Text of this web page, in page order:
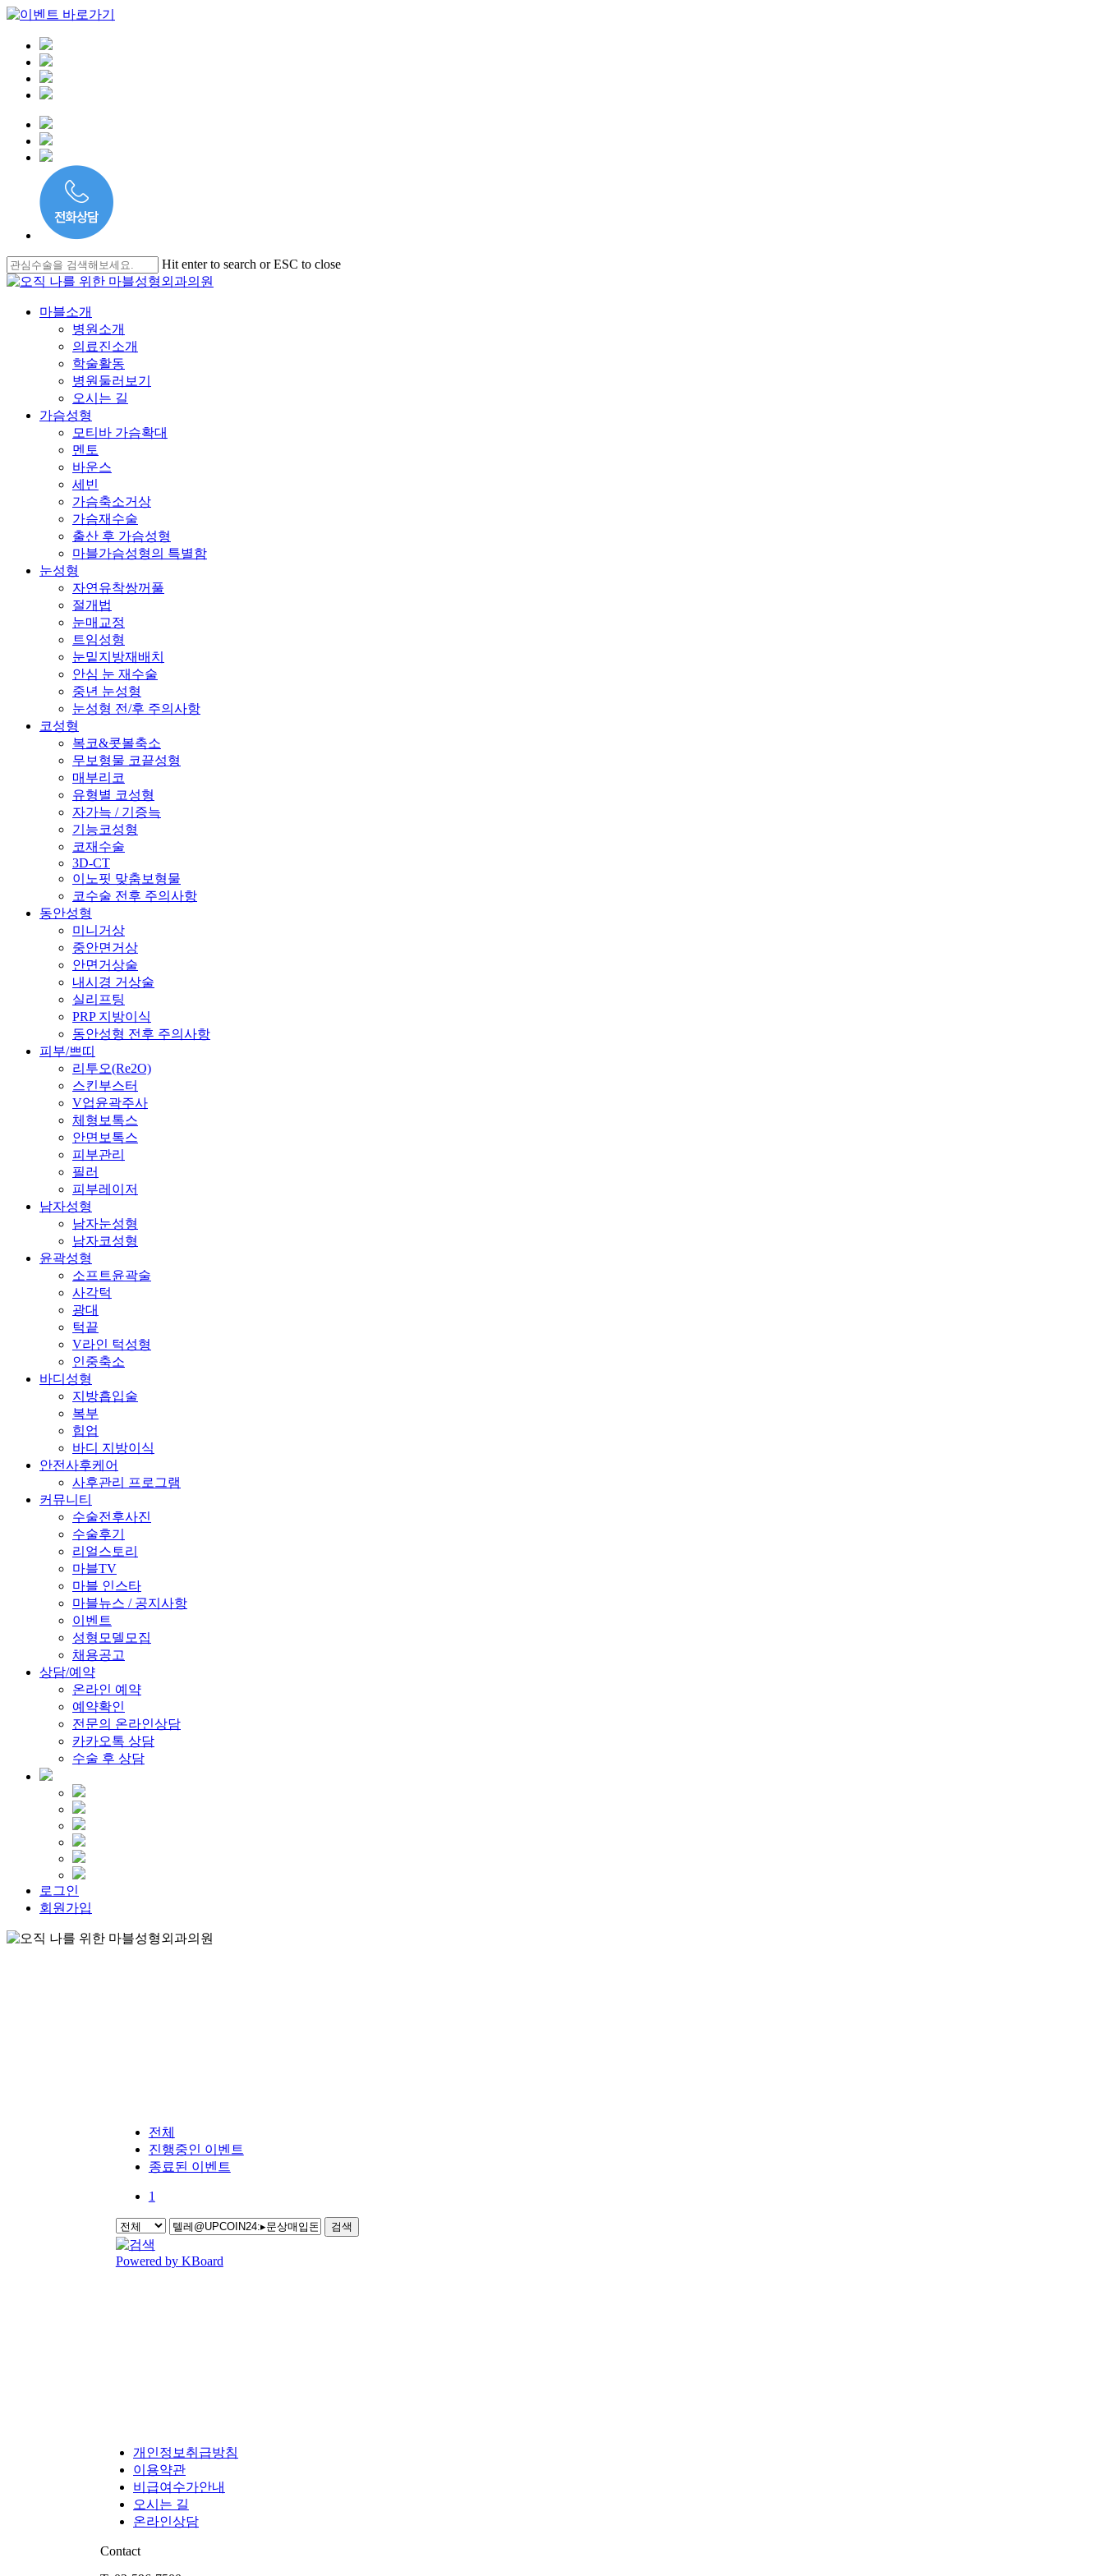
Skip
to
main
content
Hit enter to search or ESC to close
Close
Menu
마블소개
병원소개
의료진소개
학술활동
병원둘러보기
오시는 길
가슴성형
모티바 가슴확대
멘토
바운스
세빈
가슴축소거상
가슴재수술
출산 후 가슴성형
마블가슴성형의 특별함
눈성형
자연유착쌍꺼풀
절개법
눈매교정
트임성형
눈밑지방재배치
안심 눈 재수술
중년 눈성형
눈성형 전/후 주의사항
코성형
복코&콧볼축소
무보형물 코끝성형
매부리코
유형별 코성형
자가늑 / 기증늑
기능코성형
코재수술
3D-CT
이노핏 맞춤보형물
코수술 전후 주의사항
동안성형
미니거상
중안면거상
안면거상술
내시경 거상술
실리프팅
PRP 지방이식
동안성형 전후 주의사항
피부/쁘띠
리투오(Re2O)
스킨부스터
V업윤곽주사
체형보톡스
안면보톡스
피부관리
필러
피부레이저
남자성형
남자눈성형
남자코성형
윤곽성형
소프트윤곽술
사각턱
광대
턱끝
V라인 턱성형
인중축소
바디성형
지방흡입술
복부
힙업
바디 지방이식
안전사후케어
사후관리 프로그램
커뮤니티
수술전후사진
수술후기
리얼스토리
마블TV
마블 인스타
마블뉴스 / 공지사항
이벤트
성형모델모집
채용공고
상담/예약
온라인 예약
예약확인
전문의 온라인상담
카카오톡 상담
수술 후 상담
로그인
회원가입
전체
진행중인 이벤트
종료된 이벤트
1
검색
Powered by KBoard
개인정보취급방침
이용약관
비급여수가안내
오시는 길
온라인상담
Contact